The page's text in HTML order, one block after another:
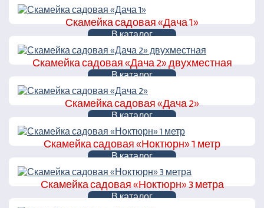
Скамейка садовая «Дача 1»
В каталог
Скамейка садовая «Дача 2» двухместная
В каталог
Скамейка садовая «Дача 2»
В каталог
Скамейка садовая «Ноктюрн» 1 метр
В каталог
Скамейка садовая «Ноктюрн» 3 метра
В каталог